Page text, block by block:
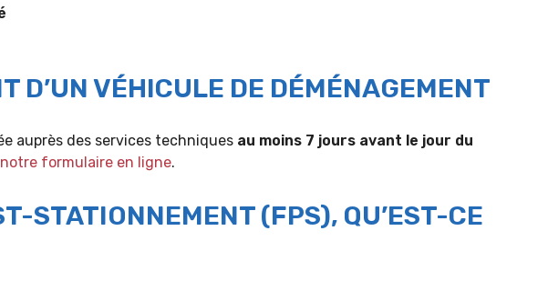
D’UN VÉHICULE DE DÉMÉNAGEMENT
auprès des services techniques au moins 7 jours avant le jour du
notre formulaire en ligne.
STATIONNEMENT (FPS), QU’EST-CE